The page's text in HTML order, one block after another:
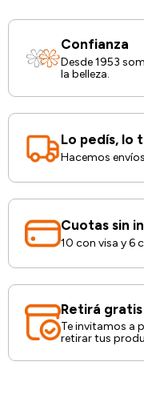
Confianza
Desde 1953
la belleza.
Lo pedís, lo
Hacemos
Cuotas sin
10 con visa y 6
Retirá gratis
Te invitamos a
retirar tus